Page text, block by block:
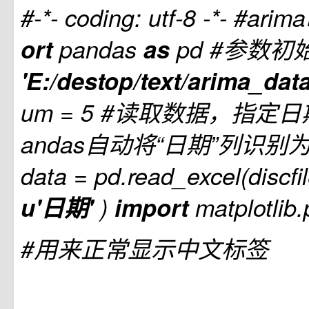
#-*- coding: utf-8 -*-
ortpandas as pd#参数初
'E:/destop/text/
um = 5#读取数据，指定
andas自动将“日期”列识别
data =
u'日期' ) import
#用来正常显示中文标签